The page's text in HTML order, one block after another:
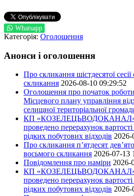
Whatsapp
Категорія: Оголошення
Анонси і оголошення
Про скликання шістдесятої
скликання 2026-08-10 09:29:52
Оголошення про початок
Місцевого плану управління
селищної територіальної
КП «КОЗЕЛЕЦЬВОДОКАНАЛ»
проведено перерахунок
рідких побутових відходів 2026-
Про скликання п’ятдесят
восьмого скликання 2026-07-13
Повідомлення про наміри 2026-
КП «КОЗЕЛЕЦЬВОДОКАНАЛ»
проведено перерахунок
рідких побутових відходів 2026-